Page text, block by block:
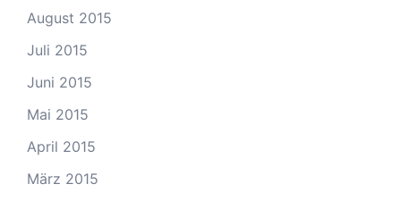
August 2015
Juli 2015
Juni 2015
Mai 2015
April 2015
März 2015